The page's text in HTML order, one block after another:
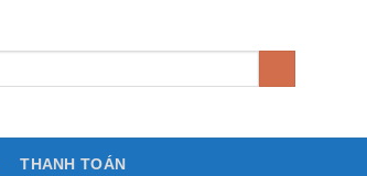
THANH TOÁN